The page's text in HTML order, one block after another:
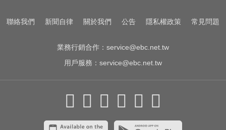
喝牛奶狂拉？醫曝乳糖不耐補鈣救
聯絡我們 新聞自律 關於我們 公告 隱私權政策 常見問題
業務行銷合作： service@ebc.net.tw
用戶服務： service@ebc.net.tw